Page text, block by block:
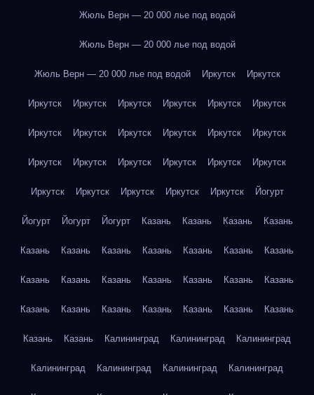
Жюль Верн — 20 000 лье под водой
Жюль Верн — 20 000 лье под водой
Жюль Верн — 20 000 лье под водой Иркутск Иркутск
Иркутск Иркутск Иркутск Иркутск Иркутск Иркутск
Иркутск Иркутск Иркутск Иркутск Иркутск Иркутск
Иркутск Иркутск Иркутск Иркутск Иркутск Иркутск
Иркутск Иркутск Иркутск Иркутск Иркутск Йогурт
Йогурт Йогурт Йогурт Казань Казань Казань Казань
Казань Казань Казань Казань Казань Казань Казань
Казань Казань Казань Казань Казань Казань Казань
Казань Казань Казань Казань Казань Казань Казань
Казань Казань Калининград Калининград Калининград
Калининград Калининград Калининград Калининград